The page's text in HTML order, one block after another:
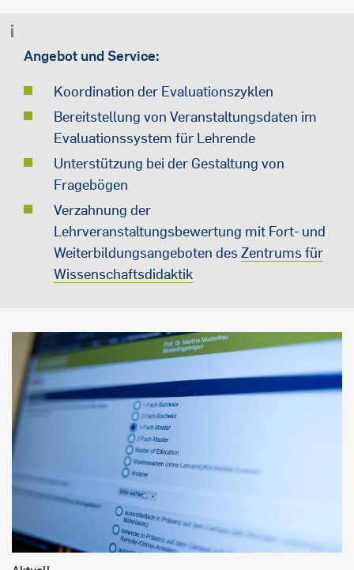
Angebot und Service:
Koordination der Evaluationszyklen
Bereitstellung von Veranstaltungsdaten im
Evaluationssystem für Lehrende
Unterstützung bei der Gestaltung von
Fragebögen
Verzahnung der
Lehrveranstaltungsbewertung mit Fort- und
Weiterbildungsangeboten desZentrums für
Wissenschaftsdidaktik